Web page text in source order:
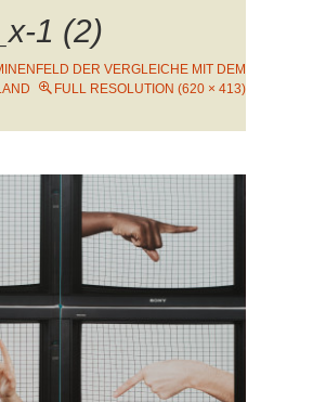
1 (2)
DER VERGLEICHE MIT DEM
FULL RESOLUTION (620 × 413)